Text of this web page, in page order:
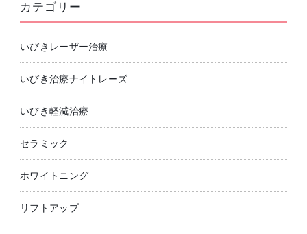
カテゴリー
いびきレーザー治療
いびき治療ナイトレーズ
いびき軽減治療
セラミック
ホワイトニング
リフトアップ